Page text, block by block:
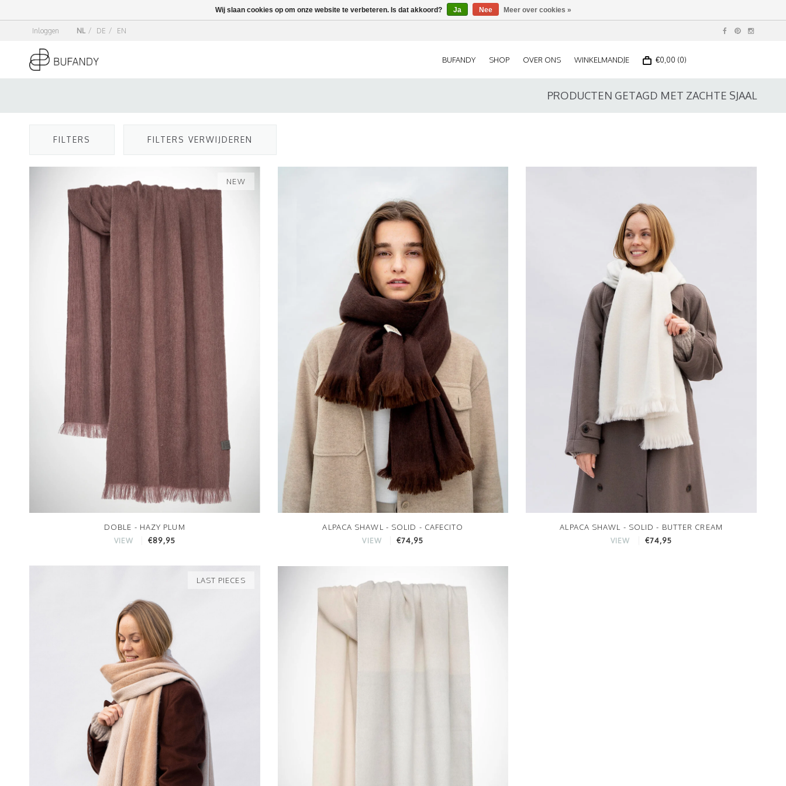
Inloggen NL / DE / EN
BUFANDY SHOP OVER ONS WINKELMANDJE €0,00 (0)
PRODUCTEN GETAGD MET ZACHTE SJAAL
FILTERS FILTERS VERWIJDEREN
NEW
DOBLE - HAZY PLUM
VIEW €89,95
ALPACA SHAWL - SOLID - CAFECITO
VIEW €74,95
ALPACA SHAWL - SOLID - BUTTER CREAM
VIEW €74,95
LAST PIECES
Wij slaan cookies op om onze website te verbeteren. Is dat akkoord? Ja Nee Meer over cookies »